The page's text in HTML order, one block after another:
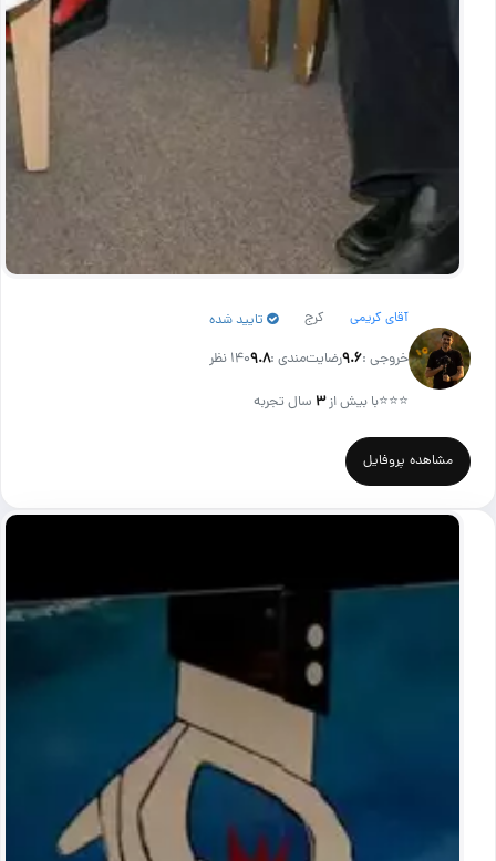
آقای کریمی کرج تایید شده
خروجی :۹.۶رضایت‌مندی :۹.۸140 نظر
⭐⭐⭐با بیش از۳ سال تجربه
مشاهده پروفایل